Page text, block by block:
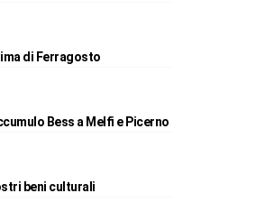
di Ferragosto
Bess a Melfi e Picerno
beni culturali